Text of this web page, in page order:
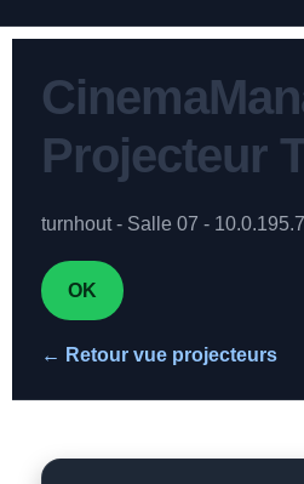
Projecteur
turnhout - Salle 07 -
OK
← Retour vue projecteurs